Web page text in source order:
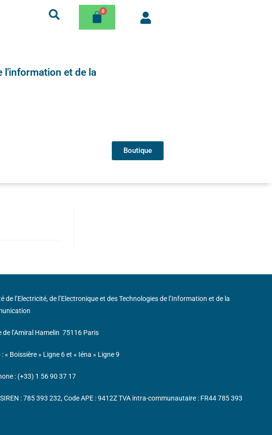
l'information et de la
Boutique
de l’Electricité, de l’Electronique et des Technologies de l’Information et de la
de l’Amiral Hamelin 75116 Paris
« Boissière » Ligne 6 et « Iéna » Ligne 9
: (+33) 1 56 90 37 17
SIREN : 785 393 232, Code APE : 9412Z TVA intra-communautaire : FR44 785 393